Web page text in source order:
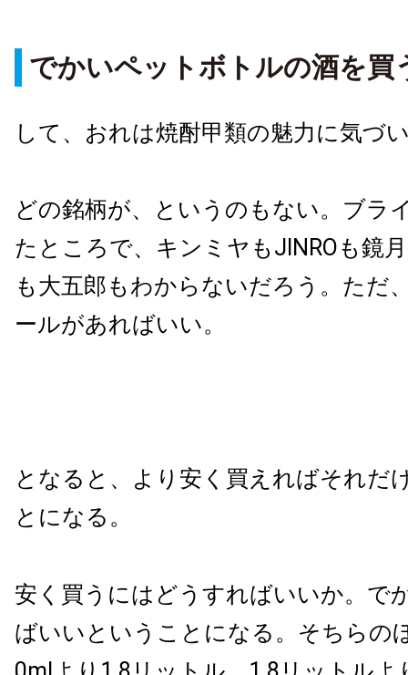
でかいペットボトルの酒を買
して、おれは焼酎甲類の魅力に気づ
どの銘柄が、というのもない。ブラ
たところで、キンミヤもJINROも鏡
も大五郎もわからないだろう。ただ
ールがあればいい。
となると、より安く買えればそれだ
とになる。
安く買うにはどうすればいいか。で
ばいいということになる。そちらの